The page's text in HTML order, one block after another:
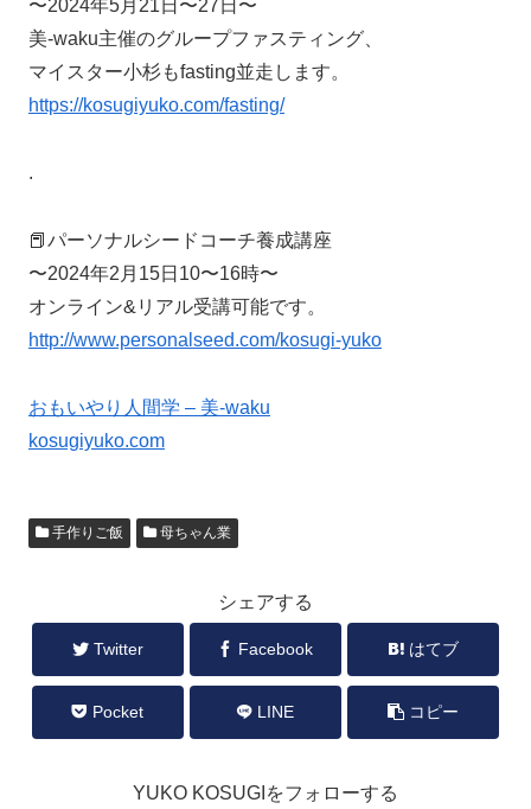
〜2024年5月21日〜27日〜
美-waku主催のグループファスティング、
マイスター小杉もfasting並走します。
https://kosugiyuko.com/fasting/
.
📕パーソナルシードコーチ養成講座
〜2024年2月15日10〜16時〜
オンライン&リアル受講可能です。
http://www.personalseed.com/kosugi-yuko
おもいやり人間学 – 美-waku
kosugiyuko.com
手作りご飯 母ちゃん業
シェアする
Twitter Facebook はてブ
Pocket LINE コピー
YUKO KOSUGIをフォローする